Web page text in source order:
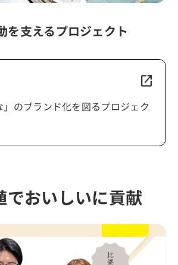
を支えるプロジェクト
open_in_new
」のブランド化を図るプロジェク
でおいしいに貢献